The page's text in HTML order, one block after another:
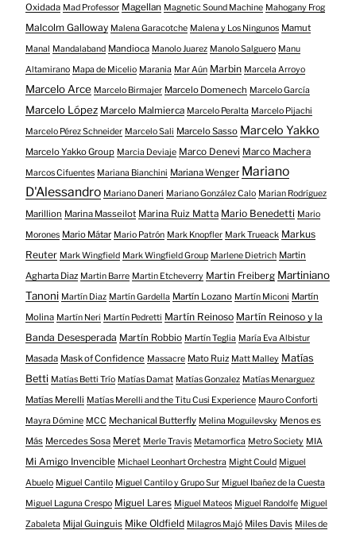
Oxidada Mad Professor Magellan Magnetic Sound Machine Mahogany Frog
Malcolm Galloway Malena Garacotche Malena y Los Ningunos Mamut
Manal Mandalaband Mandioca Manolo Juarez Manolo Salguero Manu
Altamirano Mapa de Micelio Marania Mar Aún Marbin Marcela Arroyo
Marcelo Arce Marcelo Birmajer Marcelo Domenech Marcelo García
Marcelo López Marcelo Malmierca Marcelo Peralta Marcelo Pijachi
Marcelo Pérez Schneider Marcelo Sali Marcelo Sasso Marcelo Yakko
Marcelo Yakko Group Marcia Deviaje Marco Denevi Marco Machera
Marcos Cifuentes Mariana Bianchini Mariana Wenger Mariano
D'Alessandro Mariano Daneri Mariano González Calo Marian Rodríguez
Marillion Marina Masseilot Marina Ruiz Matta Mario Benedetti Mario
Morones Mario Mátar Mario Patrón Mark Knopfler Mark Trueack Markus
Reuter Mark Wingfield Mark Wingfield Group Marlene Dietrich Martin
Agharta Diaz Martin Barre Martin Etcheverry Martin Freiberg Martiniano
Tanoni Martín Diaz Martín Gardella Martín Lozano Martín Miconi Martín
Molina Martín Neri Martín Pedretti Martín Reinoso Martín Reinoso y la
Banda Desesperada Martín Robbio Martín Teglia María Eva Albistur
Masada Mask of Confidence Massacre Mato Ruiz Matt Malley Matías
Betti Matías Betti Trío Matías Damat Matías Gonzalez Matías Menarguez
Matías Merelli Matías Merelli and the Titu Cusi Experience Mauro Conforti
Mayra Dómine MCC Mechanical Butterfly Melina Moguilevsky Menos es
Más Mercedes Sosa Meret Merle Travis Metamorfica Metro Society MIA
Mi Amigo Invencible Michael Leonhart Orchestra Might Could Miguel
Abuelo Miguel Cantilo Miguel Cantilo y Grupo Sur Miguel Ibañez de la Cuesta
Miguel Laguna Crespo Miguel Lares Miguel Mateos Miguel Randolfe Miguel
Zabaleta Mijal Guinguis Mike Oldfield Milagros Majó Miles Davis Miles de